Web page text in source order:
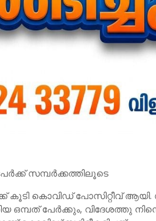
സമ്പര്‍ക്കത്തിലൂടെ
കൂടി കൊവിഡ് പോസിറ്റീവ്
ഒമ്പത് പേര്‍ക്കും, വിദേശത്തു